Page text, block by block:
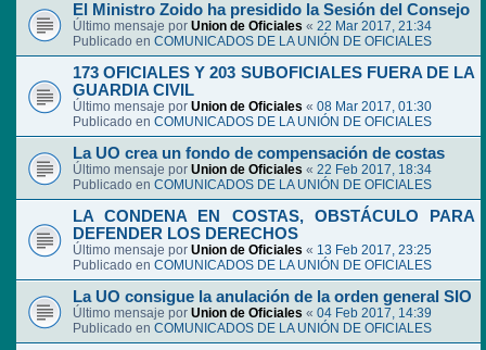
El Ministro Zoido ha presidido la Sesión del Consejo
Último mensaje por Union de Oficiales « 22 Mar 2017, 21:34
Publicado en COMUNICADOS DE LA UNIÓN DE OFICIALES
173 OFICIALES Y 203 SUBOFICIALES FUERA DE LA
GUARDIA CIVIL
Último mensaje por Union de Oficiales « 08 Mar 2017, 01:30
Publicado en COMUNICADOS DE LA UNIÓN DE OFICIALES
La UO crea un fondo de compensación de costas
Último mensaje por Union de Oficiales « 22 Feb 2017, 18:34
Publicado en COMUNICADOS DE LA UNIÓN DE OFICIALES
LA CONDENA EN COSTAS, OBSTÁCULO PARA
DEFENDER LOS DERECHOS
Último mensaje por Union de Oficiales « 13 Feb 2017, 23:25
Publicado en COMUNICADOS DE LA UNIÓN DE OFICIALES
La UO consigue la anulación de la orden general SIO
Último mensaje por Union de Oficiales « 04 Feb 2017, 14:39
Publicado en COMUNICADOS DE LA UNIÓN DE OFICIALES